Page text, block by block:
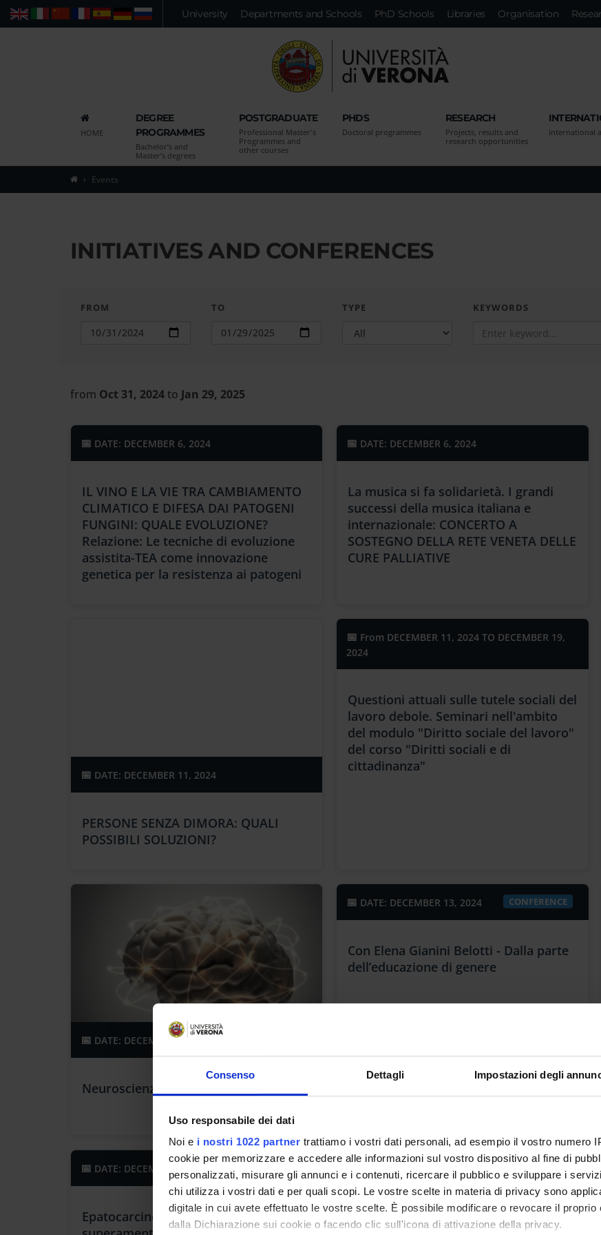
Consenso Dettagli Impostazioni degli
Uso responsabile dei dati
Noi e i nostri 1022 partner trattiamo i vostri dati personali, ad esempio il vostro numero
cookie per memorizzare e accedere alle informazioni sul vostro dispositivo al fine di
personalizzati, misurare gli annunci e i contenuti, ricercare il pubblico e sviluppare i
chi utilizza i vostri dati e per quali scopi. Le vostre scelte in materia di privacy sono
digitale in cui avete effettuato le vostre scelte. È possibile modificare o revocare il
dalla Dichiarazione sui cookie o facendo clic sull'icona di attivazione della privacy.
Vai
al
principale
Web People Advanced search
University Departments and Schools PhD Schools Libraries Organisation
HOME
DEGREE
PROGRAMMES
Bachelor’s and
Master’s degrees
POSTGRADUATE
Professional Master's
Programmes and
other courses
PHDS
Doctoral programmes
RESEARCH
Projects, results and
research opportunities
International
Events
INITIATIVES AND CONFERENCES
FROM TO TYPE KEYWORDS
from Oct 31, 2024 to Jan 29, 2025
DATE: DECEMBER 6, 2024
IL VINO E LA VIE TRA CAMBIAMENTO
CLIMATICO E DIFESA DAI PATOGENI
FUNGINI: QUALE EVOLUZIONE?
Relazione: Le tecniche di evoluzione
assistita-TEA come innovazione
genetica per la resistenza ai patogeni
DATE: DECEMBER 6, 2024
La musica si fa solidarietà. I grandi
successi della musica italiana e
internazionale: CONCERTO A
SOSTEGNO DELLA RETE VENETA DELLE
CURE PALLIATIVE
DATE: DECEMBER 11, 2024
PERSONE SENZA DIMORA: QUALI
POSSIBILI SOLUZIONI?
From DECEMBER 11, 2024 TO DECEMBER 19,
2024
Questioni attuali sulle tutele sociali del
lavoro debole. Seminari nell'ambito
del modulo "Diritto sociale del lavoro"
del corso "Diritti sociali e di
cittadinanza"
DATE: DECEMBER 12, 2024
Neuroscienze e legalità
CONFERENCE
DATE: DECEMBER 13, 2024
Con Elena Gianini Belotti - Dalla parte
dell’educazione di genere
DATE: DECEMBER 13, 2024
Epatocarcinoma nel Triveneto al